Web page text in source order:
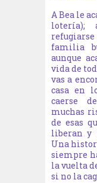
A Bea le
familia
aunque
vida de
vas a
casa en
caerse
muchas
de esas
liberan y
Una
siempre
la vuelta
si no la